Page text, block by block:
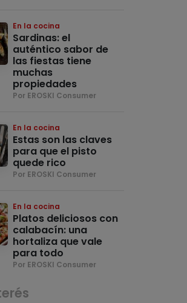
En la cocina
Sardinas: el
auténtico sabor de
las fiestas tiene
muchas
propiedades
Por EROSKI Consumer
En la cocina
Estas son las claves
para que el pisto
quede rico
Por EROSKI Consumer
En la cocina
Platos deliciosos con
calabacín: una
hortaliza que vale
para todo
Por EROSKI Consumer